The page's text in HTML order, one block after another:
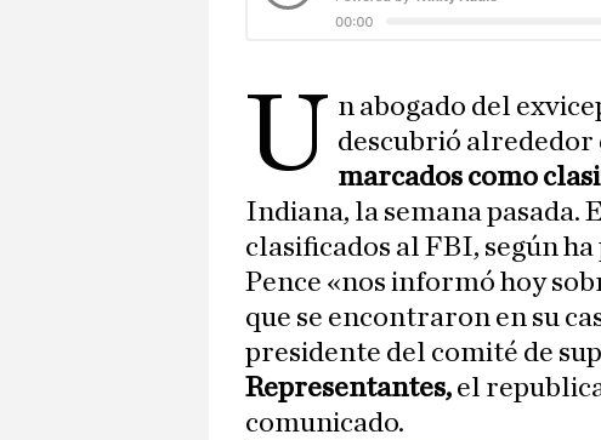
u n abogado del
descubrió alrededor
marcados como
Indiana, la semana
clasificados al FBI, según
Pence «nos informó hoy
que se encontraron en su
presidente del comité de
Representantes, el
comunicado.